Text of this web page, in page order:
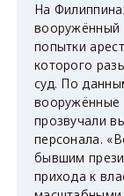
На
вооружённый
попытки
которого
суд. По
вооружённые
прозвучали
персонала.
бывшим
прихода к